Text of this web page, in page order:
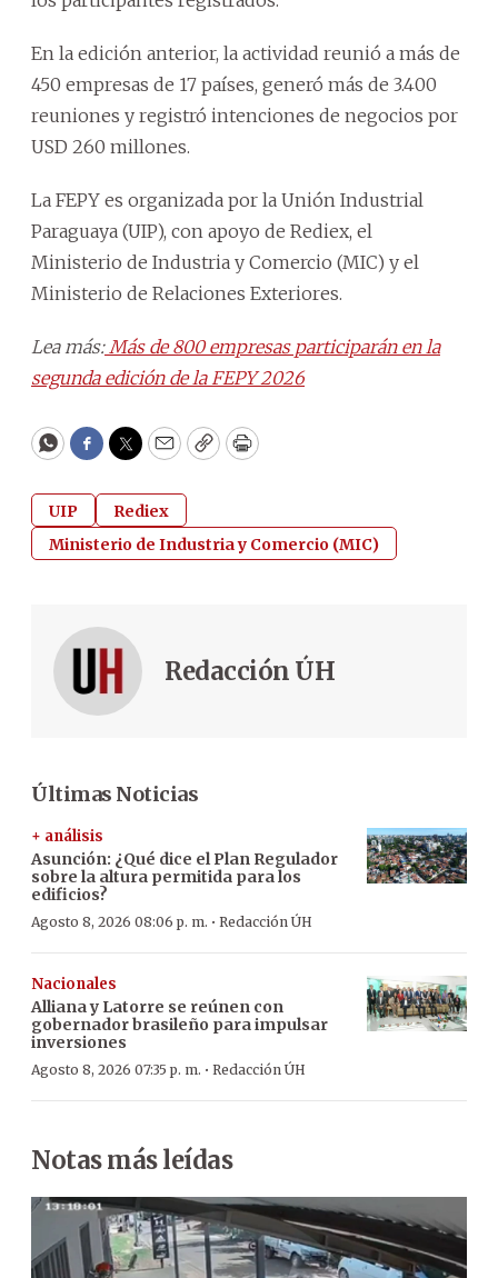
En la edición anterior, la actividad reunió a más de
450 empresas de 17 países, generó más de 3.400
reuniones y registró intenciones de negocios por
USD 260 millones.
La FEPY es organizada por la Unión Industrial
Paraguaya (UIP), con apoyo de Rediex, el
Ministerio de Industria y Comercio (MIC) y el
Ministerio de Relaciones Exteriores.
Lea más:Más de 800 empresas participarán en la
segunda edición de la FEPY 2026
WhatsApp
Facebook
Twitter
EmailCopyPrint
UIP
Rediex
Ministerio de Industria y Comercio (MIC)
Redacción ÚH
Últimas Noticias
+ análisis
Asunción: ¿Qué dice el Plan Regulador
sobre la altura permitida para los
edificios?
Agosto 8, 2026 08:06 p. m. · Redacción ÚH
Nacionales
Alliana y Latorre se reúnen con
gobernador brasileño para impulsar
inversiones
Agosto 8, 2026 07:35 p. m. · Redacción ÚH
Notas más leídas